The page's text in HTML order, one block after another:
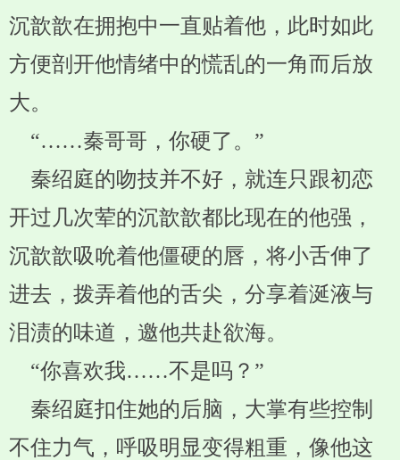
沉歆歆在拥抱中一直贴着他，此时如此
方便剖开他情绪中的慌乱的一角而后放
大。
“……秦哥哥，你硬了。”
秦绍庭的吻技并不好，就连只跟初恋
开过几次荤的沉歆歆都比现在的他强，
沉歆歆吸吮着他僵硬的唇，将小舌伸了
进去，拨弄着他的舌尖，分享着涎液与
泪渍的味道，邀他共赴欲海。
“你喜欢我……不是吗？”
秦绍庭扣住她的后脑，大掌有些控制
不住力气，呼吸明显变得粗重，像他这